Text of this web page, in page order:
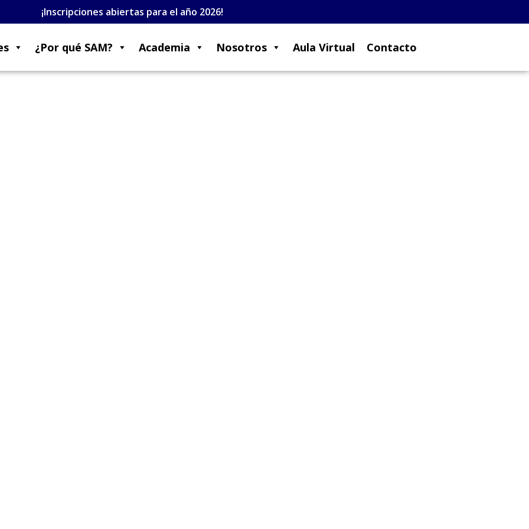
¡Inscripciones abiertas para el año 2026!
¿Por qué SAM? Academia Nosotros Aula Virtual Contacto